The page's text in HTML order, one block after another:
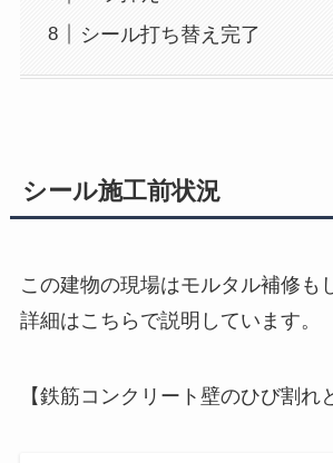
シール打ち替え完了
シール施工前状況
この建物の現場はモルタル補修も
詳細はこちらで説明しています。
【鉄筋コンクリート壁のひび割れ